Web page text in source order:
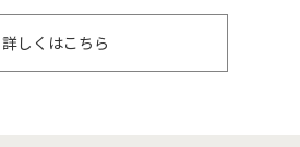
詳しくはこちら